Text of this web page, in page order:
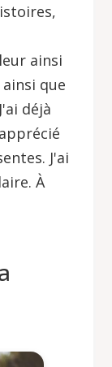
ainsi
que
déjà
J'ai
À